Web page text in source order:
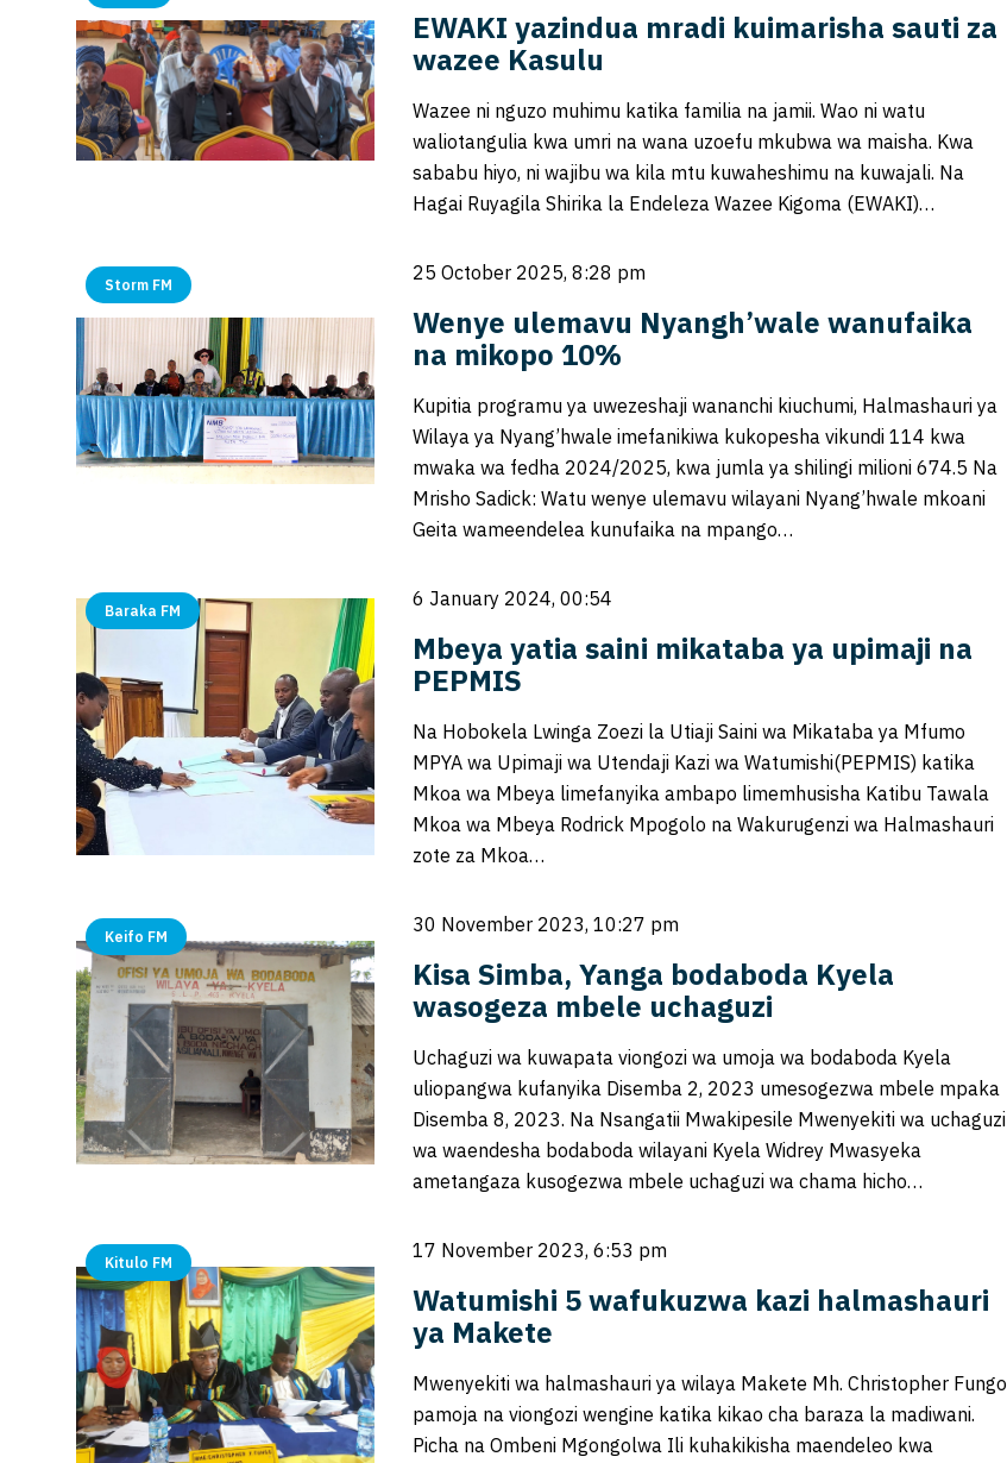
EWAKI yazindua mradi kuimarisha sauti za
wazee Kasulu
Wazee ni nguzo muhimu katika familia na jamii. Wao ni watu
waliotangulia kwa umri na wana uzoefu mkubwa wa maisha. Kwa
sababu hiyo, ni wajibu wa kila mtu kuwaheshimu na kuwajali. Na
Hagai Ruyagila Shirika la Endeleza Wazee Kigoma (EWAKI)…
Storm FM
25 October 2025, 8:28 pm
Wenye ulemavu Nyangh’wale wanufaika
na mikopo 10%
Kupitia programu ya uwezeshaji wananchi kiuchumi, Halmashauri ya
Wilaya ya Nyang’hwale imefanikiwa kukopesha vikundi 114 kwa
mwaka wa fedha 2024/2025, kwa jumla ya shilingi milioni 674.5 Na
Mrisho Sadick: Watu wenye ulemavu wilayani Nyang’hwale mkoani
Geita wameendelea kunufaika na mpango…
Baraka FM
6 January 2024, 00:54
Mbeya yatia saini mikataba ya upimaji na
PEPMIS
Na Hobokela Lwinga Zoezi la Utiaji Saini wa Mikataba ya Mfumo
MPYA wa Upimaji wa Utendaji Kazi wa Watumishi(PEPMIS) katika
Mkoa wa Mbeya limefanyika ambapo limemhusisha Katibu Tawala
Mkoa wa Mbeya Rodrick Mpogolo na Wakurugenzi wa Halmashauri
zote za Mkoa…
Keifo FM
30 November 2023, 10:27 pm
Kisa Simba, Yanga bodaboda Kyela
wasogeza mbele uchaguzi
Uchaguzi wa kuwapata viongozi wa umoja wa bodaboda Kyela
uliopangwa kufanyika Disemba 2, 2023 umesogezwa mbele mpaka
Disemba 8, 2023. Na Nsangatii Mwakipesile Mwenyekiti wa uchaguzi
wa waendesha bodaboda wilayani Kyela Widrey Mwasyeka
ametangaza kusogezwa mbele uchaguzi wa chama hicho…
Kitulo FM
17 November 2023, 6:53 pm
Watumishi 5 wafukuzwa kazi halmashauri
ya Makete
Mwenyekiti wa halmashauri ya wilaya Makete Mh. Christopher Fungo
pamoja na viongozi wengine katika kikao cha baraza la madiwani.
Picha na Ombeni Mgongolwa Ili kuhakikisha maendeleo kwa